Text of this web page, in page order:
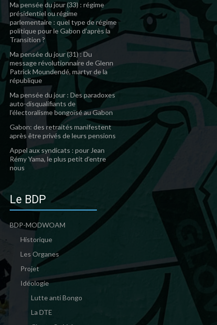
Ma pensée du jour (33) : régime
présidentiel ou régime
parlementaire : quel type de régime
politique pour le Gabon d’après la
Transition ?
Ma pensée du jour (31) : Du
message révolutionnaire de Glenn
Patrick Moundendé, martyr de la
république
Ma pensée du jour : Des paradoxes
auto-disqualifiants de
l’électoralisme bongoïsé au Gabon
Gabon: des retraités manifestent
après être privés de leurs pensions
Appel aux syndicats : pour Jean
Rémy Yama, le plus petit d’entre
nous
Le BDP
BDP-MODWOAM
Historique
Les Organes
Projet
Idéologie
Lutte anti Bongo
La DTE